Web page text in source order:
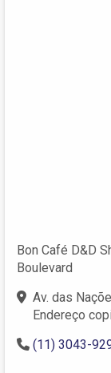
Bon Café D&D
Boulevard
Av. das
Endereço
(11) 3043-